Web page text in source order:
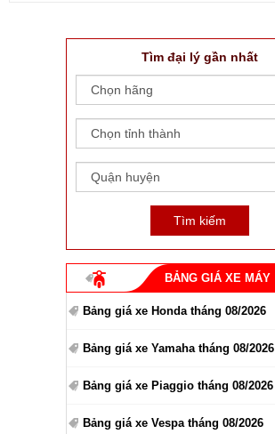
Tìm đại lý gần nhất
BẢNG GIÁ XE MÁY
Bảng giá xe Honda tháng 08/2026
Bảng giá xe Yamaha tháng 08/2026
Bảng giá xe Piaggio tháng 08/2026
Bảng giá xe Vespa tháng 08/2026